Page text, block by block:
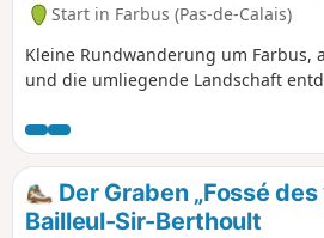
Start in Farbus (Pas-de-Calais)
Kleine Rundwanderung um Farbus,
und die umliegende Landschaft
Der Graben „Fossé
Bailleul-Sir-Berthoult